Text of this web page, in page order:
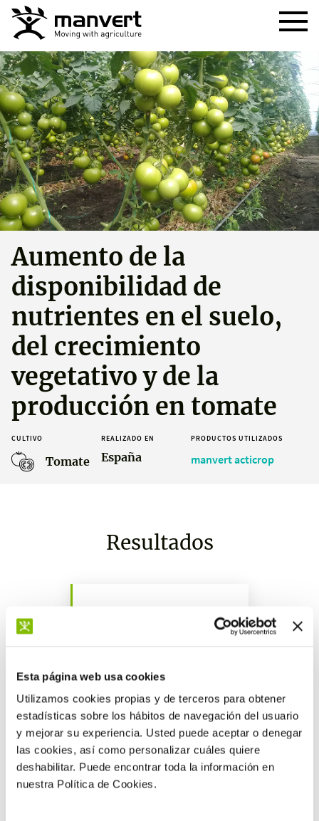
Esta página web usa cookies
Utilizamos cookies propias y de terceros para obtener
estadísticas sobre los hábitos de navegación del usuario
y mejorar su experiencia. Usted puede aceptar o denegar
las cookies, así como personalizar cuáles quiere
deshabilitar. Puede encontrar toda la información en
nuestra Política de Cookies.
Aumento de la
disponibilidad de
nutrientes en el suelo,
del crecimiento
vegetativo y de la
producción en tomate
CULTIVO
Tomate
REALIZADO EN
España
PRODUCTOS UTILIZADOS
manvert acticrop
Resultados
+
altura, grosor del tallo y peso